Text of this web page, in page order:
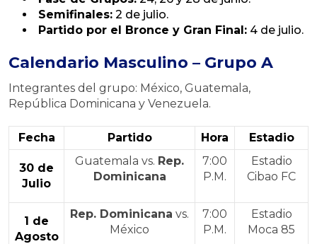
Semifinales: 2 de julio.
Partido por el Bronce y Gran Final: 4 de julio.
Calendario Masculino – Grupo A
Integrantes del grupo: México, Guatemala,
República Dominicana y Venezuela.
Fecha Partido Hora Estadio
30 de
Julio
Guatemala vs. Rep.
Dominicana
7:00
P.M.
Estadio
Cibao FC
1 de
Agosto
Rep. Dominicana vs.
México
7:00
P.M.
Estadio
Moca 85